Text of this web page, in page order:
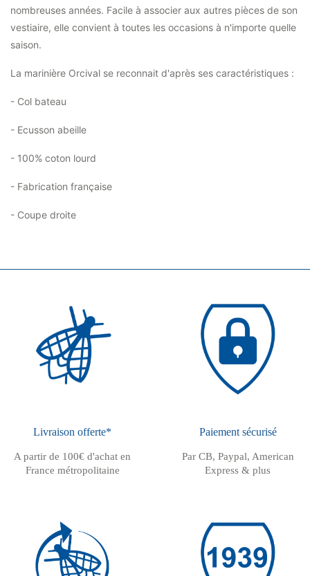
nombreuses années. Facile à associer aux autres pièces de son
vestiaire, elle convient à toutes les occasions à n'importe quelle
saison.
La marinière Orcival se reconnait d'après ses caractéristiques :
- Col bateau
- Ecusson abeille
- 100% coton lourd
- Fabrication française
- Coupe droite
Livraison offerte*
A partir de 100€ d'achat en
France métropolitaine
Paiement sécurisé
Par CB, Paypal, American
Express & plus